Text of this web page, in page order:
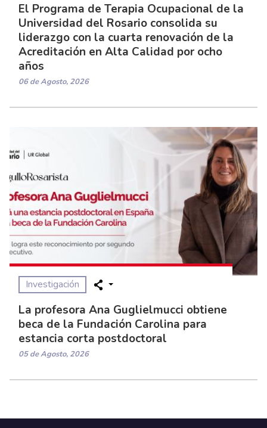
El Programa de Terapia Ocupacional de la
Universidad del Rosario consolida su
liderazgo con la cuarta renovación de la
Acreditación en Alta Calidad por ocho
años
06 de Agosto, 2026
Investigación
La profesora Ana Guglielmucci obtiene
beca de la Fundación Carolina para
estancia corta postdoctoral
05 de Agosto, 2026